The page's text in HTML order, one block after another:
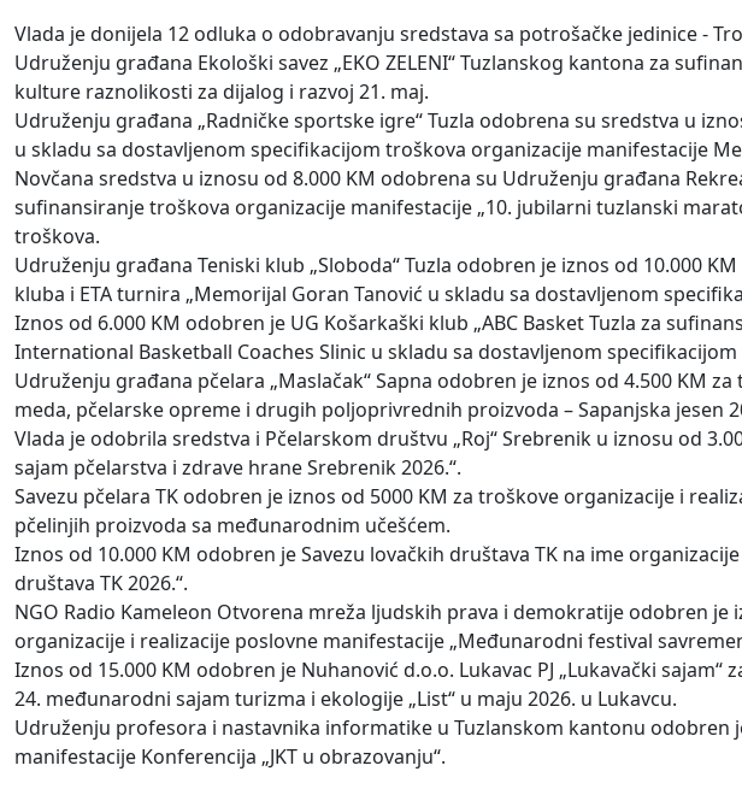
Vlada je donijela 12 odluka o odobravanju sredstava sa potrošačke jedinice -
Udruženju građana Ekološki savez „EKO ZELENI“ Tuzlanskog kantona za
kulture raznolikosti za dijalog i razvoj 21. maj.
Udruženju građana „Radničke sportske igre“ Tuzla odobrena su sredstva u
u skladu sa dostavljenom specifikacijom troškova organizacije manifestacije
Novčana sredstva u iznosu od 8.000 KM odobrena su Udruženju građana
sufinansiranje troškova organizacije manifestacije „10. jubilarni tuzlanski
troškova.
Udruženju građana Teniski klub „Sloboda“ Tuzla odobren je iznos od 10.000
kluba i ETA turnira „Memorijal Goran Tanović u skladu sa dostavljenom
Iznos od 6.000 KM odobren je UG Košarkaški klub „ABC Basket Tuzla za
International Basketball Coaches Slinic u skladu sa dostavljenom
Udruženju građana pčelara „Maslačak“ Sapna odobren je iznos od 4.500 KM
meda, pčelarske opreme i drugih poljoprivrednih proizvoda – Sapanjska jesen
Vlada je odobrila sredstva i Pčelarskom društvu „Roj“ Srebrenik u iznosu od
sajam pčelarstva i zdrave hrane Srebrenik 2026.“.
Savezu pčelara TK odobren je iznos od 5000 KM za troškove organizacije i
pčelinjih proizvoda sa međunarodnim učešćem.
Iznos od 10.000 KM odobren je Savezu lovačkih društava TK na ime
društava TK 2026.“.
NGO Radio Kameleon Otvorena mreža ljudskih prava i demokratije odobren je
organizacije i realizacije poslovne manifestacije „Međunarodni festival
Iznos od 15.000 KM odobren je Nuhanović d.o.o. Lukavac PJ „Lukavački
24. međunarodni sajam turizma i ekologije „List“ u maju 2026. u Lukavcu.
Udruženju profesora i nastavnika informatike u Tuzlanskom kantonu odobren
manifestacije Konferencija „JKT u obrazovanju“.